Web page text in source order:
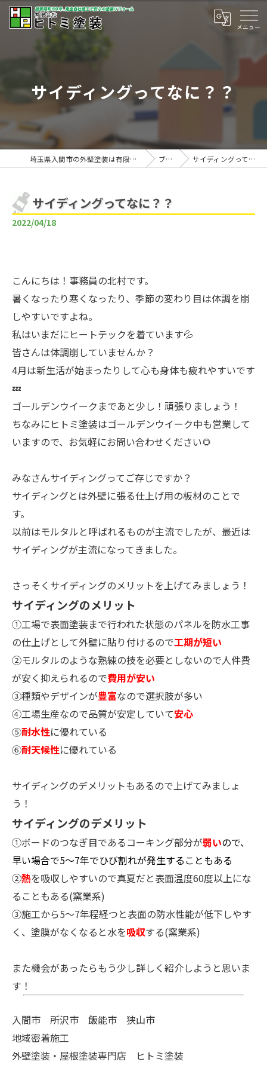
サイディングってなに？？
埼玉県入間市の外壁塗装は有限会社ヒトミ塗装 ブログ サイディングってなに？？
サイディングってなに？？
2022/04/18
こんにちは！事務員の北村です。
暑くなったり寒くなったり、季節の変わり目は体調を崩
しやすいですよね。
私はいまだにヒートテックを着ています💦
皆さんは体調崩していませんか？
4月は新生活が始まったりして心も身体も疲れやすいです
💤
ゴールデンウイークまであと少し！頑張りましょう！
ちなみにヒトミ塗装はゴールデンウイーク中も営業して
いますので、お気軽にお問い合わせください🌻
みなさんサイディングってご存じですか？
サイディングとは外壁に張る仕上げ用の板材のことで
す。
以前はモルタルと呼ばれるものが主流でしたが、最近は
サイディングが主流になってきました。
さっそくサイディングのメリットを上げてみましょう！
サイディングのメリット
①工場で表面塗装まで行われた状態のパネルを防水工事
の仕上げとして外壁に貼り付けるので工期が短い
②モルタルのような熟練の技を必要としないので人件費
が安く抑えられるので費用が安い
③種類やデザインが豊富なので選択肢が多い
④工場生産なので品質が安定していて安心
⑤耐水性に優れている
⑥耐天候性に優れている
サイディングのデメリットもあるので上げてみましょ
う！
サイディングのデメリット
①ボードのつなぎ目であるコーキング部分が弱いので、
早い場合で5～7年でひび割れが発生することもある
②熱を吸収しやすいので真夏だと表面温度60度以上にな
ることもある(窯業系)
③施工から5～7年程経つと表面の防水性能が低下しやす
く、塗膜がなくなると水を吸収する(窯業系)
また機会があったらもう少し詳しく紹介しようと思いま
す！
入間市 所沢市 飯能市 狭山市
地域密着施工
外壁塗装・屋根塗装専門店 ヒトミ塗装